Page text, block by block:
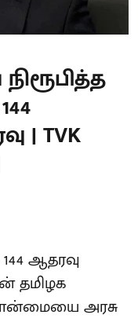
| TVK
ஆதரவு
தமிழக
அரசு